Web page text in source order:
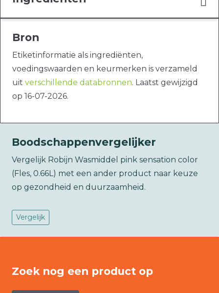
Bron
Etiketinformatie als ingrediënten,
voedingswaarden en keurmerken is verzameld
uit verschillende databronnen. Laatst gewijzigd
op 16-07-2026.
Boodschappenvergelijker
Vergelijk Robijn Wasmiddel pink sensation color
(Fles, 0.66L) met een ander product naar keuze
op gezondheid en duurzaamheid.
Vergelijk
Zoek nog een product op